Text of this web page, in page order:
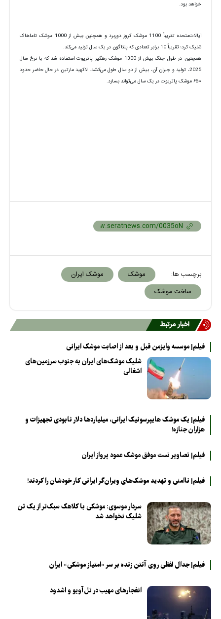
خواهد بود.
ایالات‌متحده تقریباً 1100 موشک کروز دوربرد و همچنین بیش از 1000 موشک تاماهاک
شلیک کرد؛ تقریباً 10 برابر تعدادی که پنتاگون در یک سال تولید می‌کند.
همچنین در طول جنگ بیش از 1300 موشک رهگیر پاتریوت استفاده شد که با نرخ سال
2025، تولید و جبران آن، بیش از دو سال طول می‌کشد. لاکهید مارتین در حال حاضر حدود
۶۵۰ موشک پاتریوت در یک سال می‌تواند بسازد.
برچسب ها: موشک
موشک ایران
ساخت موشک
اخبار مرتبط
فیلم| موسسه وایزمن قبل و بعد از اصابت موشک ایرانی
شلیک موشک‌های ایران به جنوب سرزمین‌های
اشغالی
فیلم| یک موشک هایپرسونیک ایرانی، میلیاردها دلار نابودی تجهیزات و
هزاران جنازه!
فیلم| تصاویر تست موفق موشک عمود پرواز ایران
فیلم| ناامنی و تهدید موشک‌های ویران‌گر ایرانی کار خودشان را کردند!
سردار موسوی: موشکی با کلاهک سبک‌تر از یک تن
شلیک نخواهد شد
فیلم| جدال لفظی روی آنتن زنده بر سر «امتیاز موشکی» ایران
انفجارهای مهیب در تل‌آویو و اشدود